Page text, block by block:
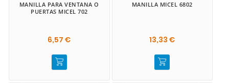
MANILLA PARA VENTANA O
PUERTAS MICEL 702
6,57 €
MANILLA MICEL 6802
13,33 €